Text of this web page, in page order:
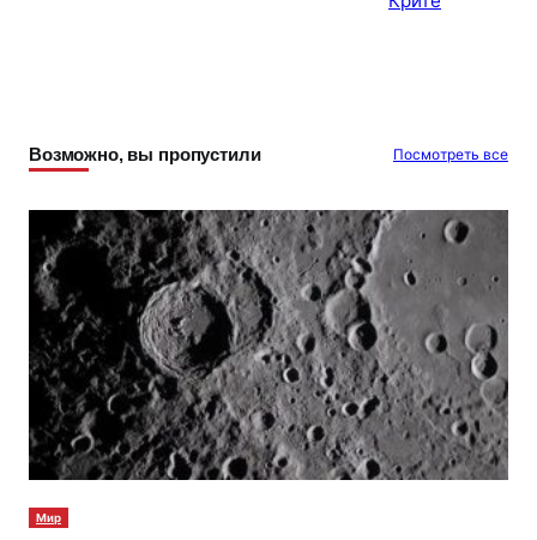
Возможно, вы пропустили Посмотреть все
Мир